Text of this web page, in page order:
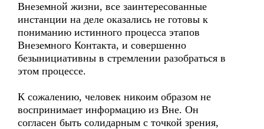
Внеземной жизни, все заинтересованные
инстанции на деле оказались не готовы к
пониманию истинного процесса этапов
Внеземного Контакта, и совершенно
безынициативны в стремлении разобраться в
этом процессе.
К сожалению, человек никоим образом не
воспринимает информацию из Вне. Он
согласен быть солидарным с точкой зрения,